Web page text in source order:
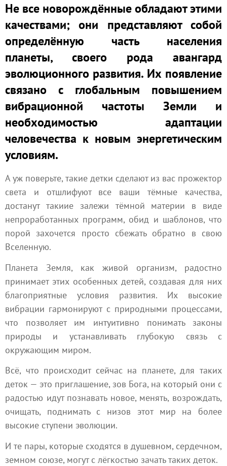
Не все новорождённые обладают этими
качествами; они представляют собой
определённую часть населения
планеты, своего рода авангард
эволюционного развития. Их появление
связано с глобальным повышением
вибрационной частоты Земли и
необходимостью адаптации
человечества к новым энергетическим
условиям.
А уж поверьте, такие детки сделают из вас прожектор
света и отшлифуют все ваши тёмные качества,
достанут такиие залежи тёмной материи в виде
непроработанных программ, обид и шаблонов, что
порой захочется просто сбежать обратно в свою
Вселенную.
Планета Земля, как живой организм, радостно
принимает этих особенных детей, создавая для них
благоприятные условия развития. Их высокие
вибрации гармонируют с природными процессами,
что позволяет им интуитивно понимать законы
природы и устанавливать глубокую связь с
окружающим миром.
Всё, что происходит сейчас на планете, для таких
деток — это приглашение, зов Бога, на который они с
радостью идут познавать новое, менять, возрождать,
очищать, поднимать с низов этот мир на более
высокие ступени эволюции.
И те пары, которые сходятся в душевном, сердечном,
земном союзе, могут с лёгкостью зачать таких деток.